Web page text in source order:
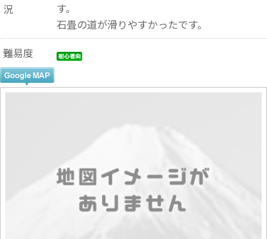
況
す。
石畳の道が滑りやすかったです。
難易度